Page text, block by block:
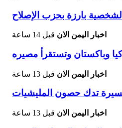
بارزة بحزب الإصلاح
اخبار اليمن الان قبل 14 ساعة
وباكستان وتستقرأ مصيره
اخبار اليمن الان قبل 13 ساعة
تدك حصون المليشيات
اخبار اليمن الان قبل 13 ساعة